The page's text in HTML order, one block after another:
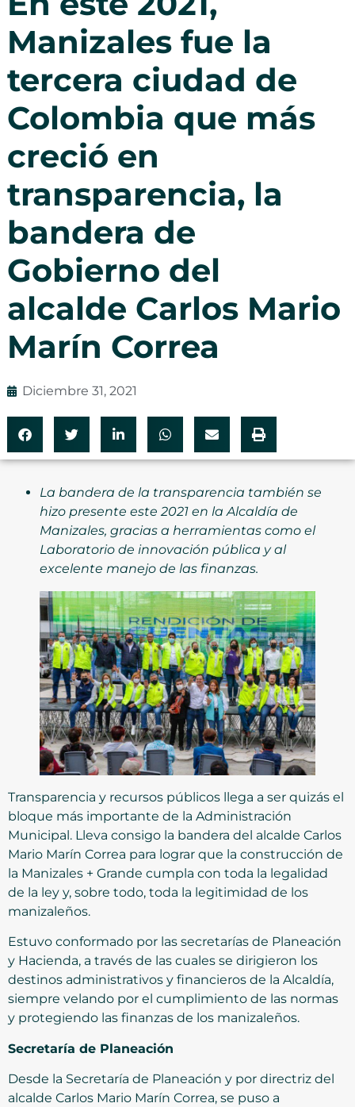
Manizales fue la
tercera ciudad de
Colombia que más
creció en
transparencia, la
bandera de
Gobierno del
alcalde Carlos Mario
Marín Correa
Diciembre 31, 2021
La bandera de la transparencia también se
hizo presente este 2021 en la Alcaldía de
Manizales, gracias a herramientas como el
Laboratorio de innovación pública y al
excelente manejo de las finanzas.
Transparencia y recursos públicos llega a ser quizás el
bloque más importante de la Administración
Municipal. Lleva consigo la bandera del alcalde Carlos
Mario Marín Correa para lograr que la construcción de
la Manizales + Grande cumpla con toda la legalidad
de la ley y, sobre todo, toda la legitimidad de los
manizaleños.
Estuvo conformado por las secretarías de Planeación
y Hacienda, a través de las cuales se dirigieron los
destinos administrativos y financieros de la Alcaldía,
siempre velando por el cumplimiento de las normas
y protegiendo las finanzas de los manizaleños.
Secretaría de Planeación
Desde la Secretaría de Planeación y por directriz del
alcalde Carlos Mario Marín Correa, se puso a